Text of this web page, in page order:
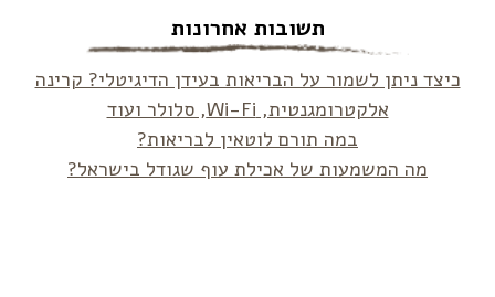
תשובות אחרונות
כיצד ניתן לשמור על הבריאות בעידן הדיגיטלי? קרינה
אלקטרומגנטית, Wi-Fi, סלולר ועוד
במה תורם לוטאין לבריאות?
מה המשמעות של אכילת עוף שגודל בישראל?